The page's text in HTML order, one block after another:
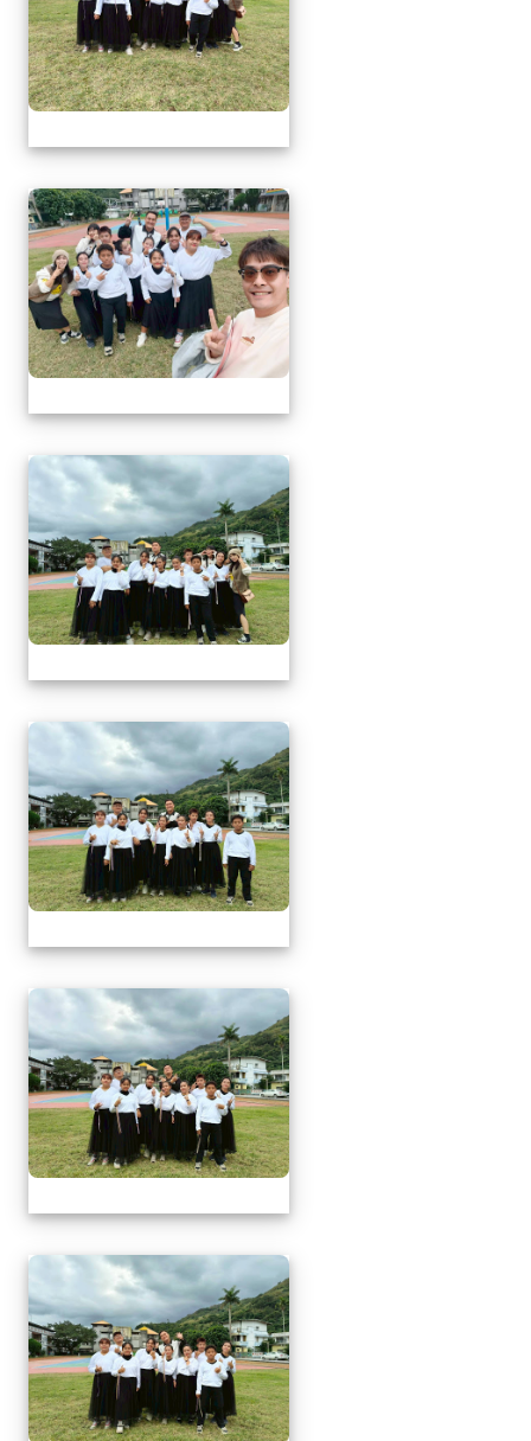
1141217萬榮鄉英語文
1141217萬榮鄉英語文
1141217萬榮鄉英語文
1141217萬榮鄉英語文
1141217萬榮鄉英語文